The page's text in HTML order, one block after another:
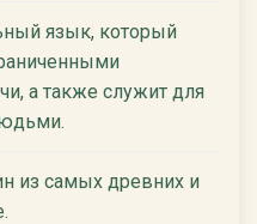
язык, который
а также служит для
из самых древних и